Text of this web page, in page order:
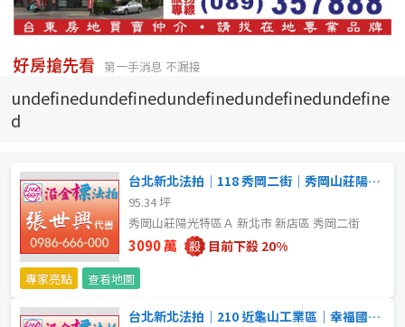
不限
台北市
基隆市
宜蘭縣
桃園市
新竹市
不限
類型(可複選)
不拘 公寓 電梯大樓
別墅 透天厝
好房搶先看 第一手消息 不漏接
undefinedundefinedundefinedundefinedundefine
d
台北新北法拍｜118 秀岡二街｜秀岡山莊陽光特區Ａ｜3層獨棟別墅
95.34 坪
秀岡山莊陽光特區Ａ 新北市 新店區 秀岡二街
3090 萬 目前下殺 20%
專家亮點 查看地圖
台北新北法拍｜210 近龜山工業區｜幸福國中小｜公寓二樓